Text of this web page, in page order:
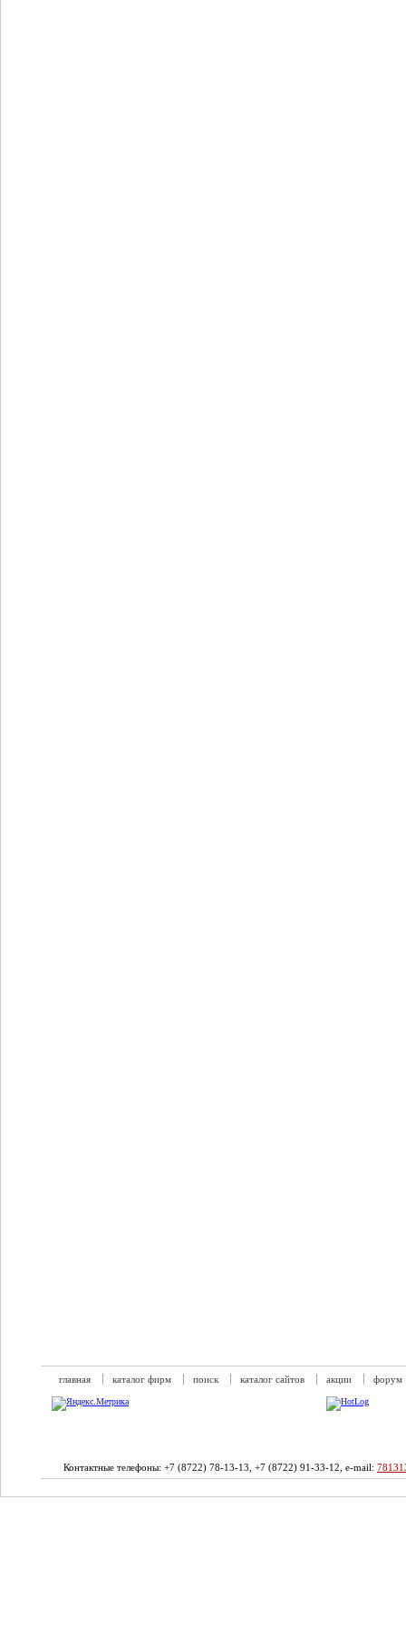
главная каталог фирм поиск каталог сайтов акции форум
Контактные телефоны: +7 (8722) 78-13-13, +7 (8722) 91-33-12, e-mail: